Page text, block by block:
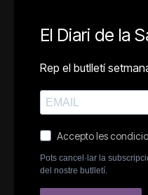
El Diari de la
Rep el butlletí
Accepto les
Pots cancel·lar la
del nostre butlletí.